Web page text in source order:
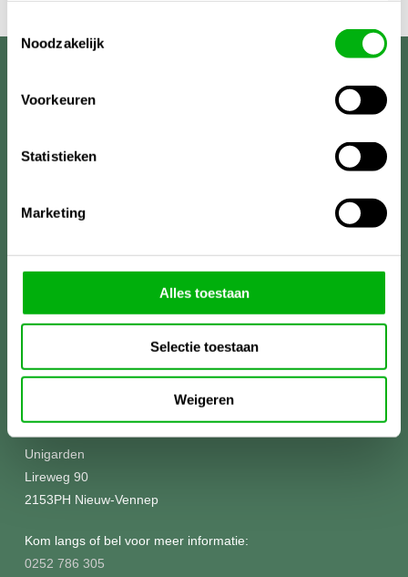
Noodzakelijk
Voorkeuren
Statistieken
Marketing
Alles toestaan
Selectie toestaan
Weigeren
Unigarden
Lireweg 90
2153PH Nieuw-Vennep
Kom langs of bel voor meer informatie:
0252 786 305